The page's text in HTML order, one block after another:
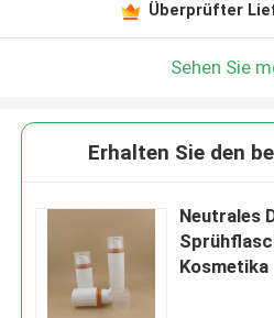
Überprüfter
Sehen Sie
Erhalten Sie den
Neutrales
Kosmetika